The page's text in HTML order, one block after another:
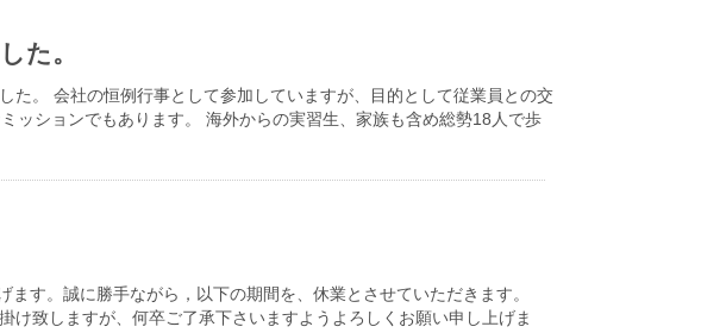
た。
た。 会社の恒例行事として参加していますが、目的として従業員との交
ッションでもあります。 海外からの実習生、家族も含め総勢18人で歩
す。誠に勝手ながら，以下の期間を、休業とさせていただきます。
致しますが、何卒ご了承下さいますようよろしくお願い申し上げま